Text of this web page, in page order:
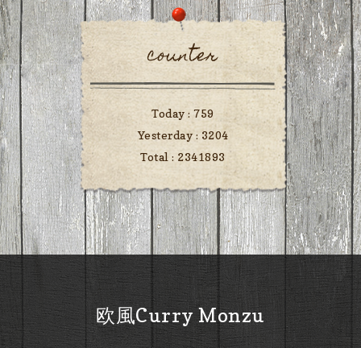
counter
Today :759
Yesterday : 3204
Total : 2341893
欧風Curry Monzu